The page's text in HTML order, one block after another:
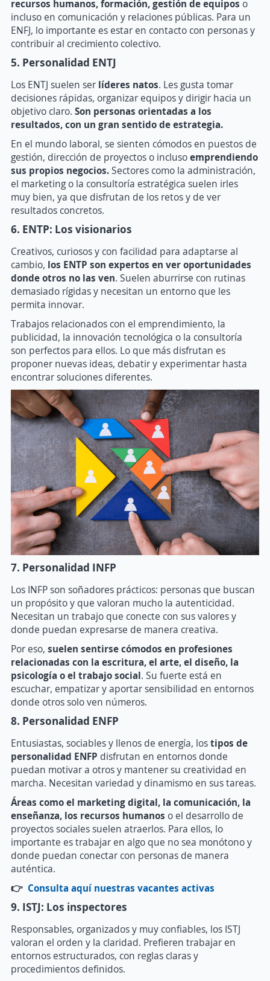
recursos humanos, formación, gestión de equipos o
incluso en comunicación y relaciones públicas. Para un
ENFJ, lo importante es estar en contacto con personas y
contribuir al crecimiento colectivo.
5. Personalidad ENTJ
Los ENTJ suelen ser líderes natos. Les gusta tomar
decisiones rápidas, organizar equipos y dirigir hacia un
objetivo claro. Son personas orientadas a los
resultados, con un gran sentido de estrategia.
En el mundo laboral, se sienten cómodos en puestos de
gestión, dirección de proyectos o inclusoemprendiendo
sus propios negocios.Sectores como la administración,
el marketing o la consultoría estratégica suelen irles
muy bien, ya que disfrutan de los retos y de ver
resultados concretos.
6. ENTP: Los visionarios
Creativos, curiosos y con facilidad para adaptarse al
cambio, los ENTP son expertos en ver oportunidades
donde otros no las ven. Suelen aburrirse con rutinas
demasiado rígidas y necesitan un entorno que les
permita innovar.
Trabajos relacionados con el emprendimiento, la
publicidad, la innovación tecnológica o la consultoría
son perfectos para ellos. Lo que más disfrutan es
proponer nuevas ideas, debatir y experimentar hasta
encontrar soluciones diferentes.
7. Personalidad INFP
Los INFP son soñadores prácticos: personas que buscan
un propósito y que valoran mucho la autenticidad.
Necesitan un trabajo que conecte con sus valores y
donde puedan expresarse de manera creativa.
Por eso, suelen sentirse cómodos en profesiones
relacionadas con la escritura, el arte, el diseño, la
psicología o el trabajo social. Su fuerte está en
escuchar, empatizar y aportar sensibilidad en entornos
donde otros solo ven números.
8. Personalidad ENFP
Entusiastas, sociables y llenos de energía, lostipos de
personalidad ENFP disfrutan en entornos donde
puedan motivar a otros y mantener su creatividad en
marcha. Necesitan variedad y dinamismo en sus tareas.
Áreas como el marketing digital, la comunicación, la
enseñanza, los recursos humanos o el desarrollo de
proyectos sociales suelen atraerlos. Para ellos, lo
importante es trabajar en algo que no sea monótono y
donde puedan conectar con personas de manera
auténtica.
👉 Consulta aquí nuestras vacantes activas
9. ISTJ: Los inspectores
Responsables, organizados y muy confiables, los ISTJ
valoran el orden y la claridad. Prefieren trabajar en
entornos estructurados, con reglas claras y
procedimientos definidos.